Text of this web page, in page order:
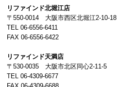
リファインド北堀江店
〒550-0014 大阪市西区北堀江2-10-18
TEL 06-6556-6411
FAX 06-6556-6422
リファインド天満店
〒530-0035 大阪市北区同心2-11-5
TEL 06-4309-6677